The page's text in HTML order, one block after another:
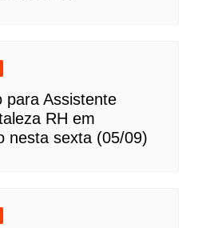
para Assistente
RH em
nesta sexta (05/09)